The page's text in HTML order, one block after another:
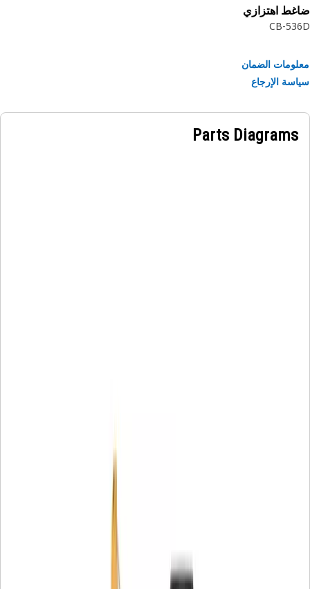
اهتزازي
CB-
الضمان
الإرجاع
Parts Diagrams